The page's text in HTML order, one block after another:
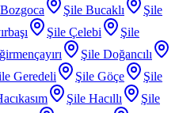
Şile Bucaklı
Şile
Şile Çelebi
Şile
Şile Doğancılı
Geredeli Şile Göçe
Şile
Şile Hacıllı
Şile